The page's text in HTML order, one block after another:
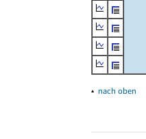
▴ nach oben